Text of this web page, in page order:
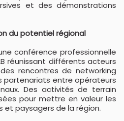
et des démonstrations
du potentiel régional
conférence professionnelle
réunissant différents acteurs
rencontres de networking
partenariats entre opérateurs
Des activités de terrain
pour mettre en valeur les
et paysagers de la région.